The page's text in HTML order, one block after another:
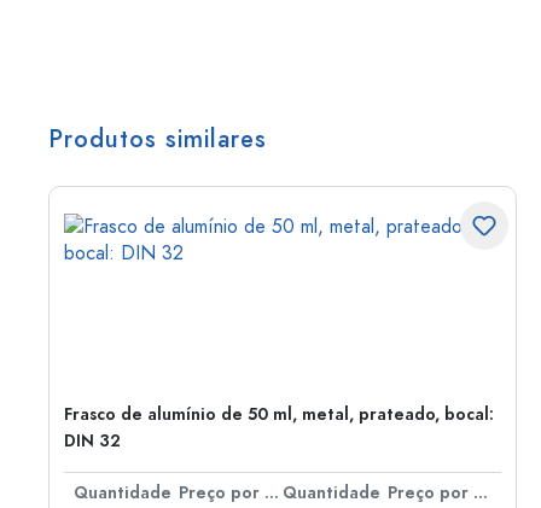
Produtos similares
Frasco de alumínio de 50 ml, metal, prateado, bocal:
DIN 32
Quantidade Preço por peça Quantidade
Preço por peça